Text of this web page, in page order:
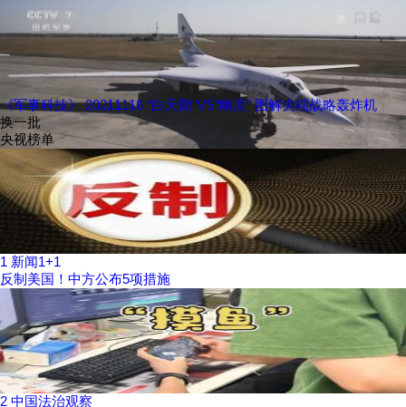
《军事科技》 20211116 “白天鹅”VS“幽灵” 图解尖端战略轰炸机
换一批
央视榜单
1 新闻1+1
反制美国！中方公布5项措施
2 中国法治观察